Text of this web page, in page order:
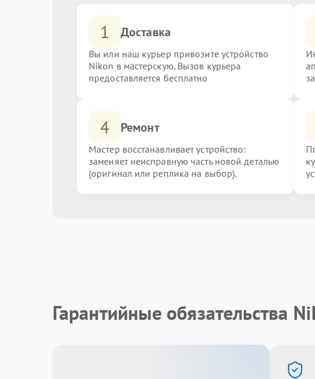
1 Доставка
Вы или наш курьер привозите устройство
Nikon в мастерскую. Вызов курьера
предоставляется бесплатно
4 Ремонт
Мастер восстанавливает устройство:
заменяет неисправную часть новой деталью
(оригинал или реплика на выбор).
Гарантийные обязательства